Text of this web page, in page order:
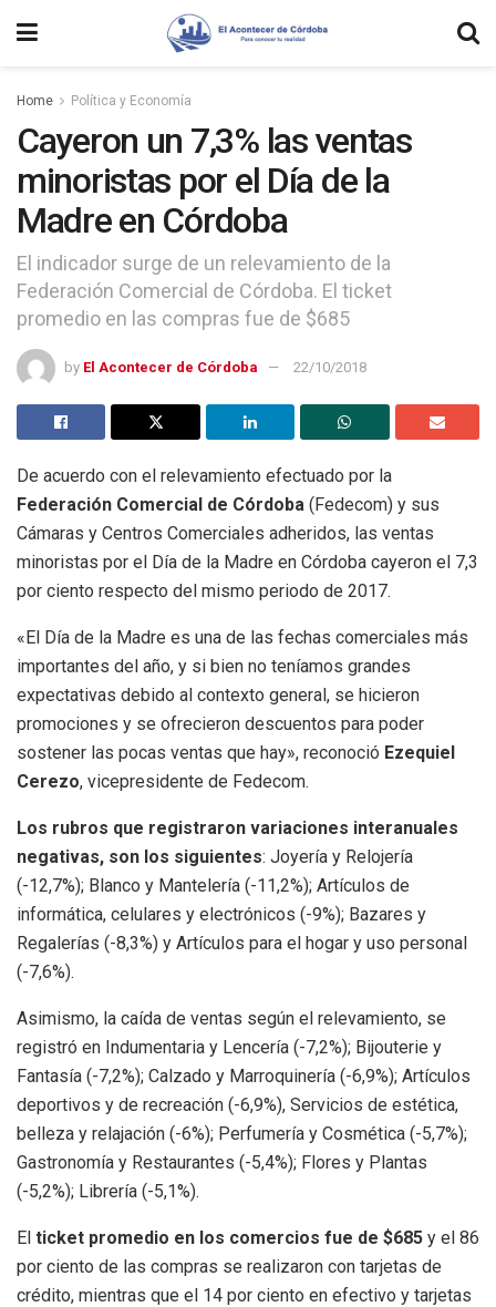
Home Política y Economía
Cayeron un 7,3% las ventas
minoristas por el Día de la
Madre en Córdoba
El indicador surge de un relevamiento de la
Federación Comercial de Córdoba. El ticket
promedio en las compras fue de $685
by El Acontecer de Córdoba 22/10/2018
De acuerdo con el relevamiento efectuado por la
Federación Comercial de Córdoba (Fedecom) y sus
Cámaras y Centros Comerciales adheridos, las ventas
minoristas por el Día de la Madre en Córdoba cayeron el 7,3
por ciento respecto del mismo periodo de 2017.
«El Día de la Madre es una de las fechas comerciales más
importantes del año, y si bien no teníamos grandes
expectativas debido al contexto general, se hicieron
promociones y se ofrecieron descuentos para poder
sostener las pocas ventas que hay», reconoció Ezequiel
Cerezo, vicepresidente de Fedecom.
Los rubros que registraron variaciones interanuales
negativas, son los siguientes: Joyería y Relojería
(-12,7%); Blanco y Mantelería (-11,2%); Artículos de
informática, celulares y electrónicos (-9%); Bazares y
Regalerías (-8,3%) y Artículos para el hogar y uso personal
(-7,6%).
Asimismo, la caída de ventas según el relevamiento, se
registró en Indumentaria y Lencería (-7,2%); Bijouterie y
Fantasía (-7,2%); Calzado y Marroquinería (-6,9%); Artículos
deportivos y de recreación (-6,9%), Servicios de estética,
belleza y relajación (-6%); Perfumería y Cosmética (-5,7%);
Gastronomía y Restaurantes (-5,4%); Flores y Plantas
(-5,2%); Librería (-5,1%).
El ticket promedio en los comercios fue de $685 y el 86
por ciento de las compras se realizaron con tarjetas de
crédito, mientras que el 14 por ciento en efectivo y tarjetas